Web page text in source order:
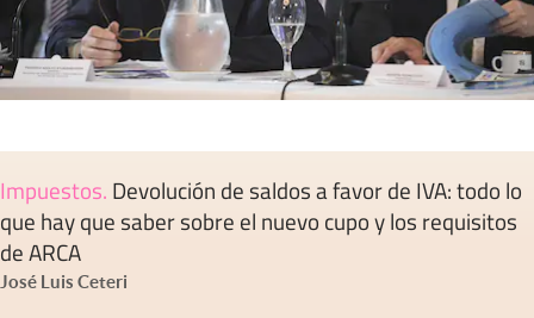
Impuestos. Devolución de saldos a favor de IVA: todo lo
que hay que saber sobre el nuevo cupo y los requisitos
de ARCA
José Luis Ceteri